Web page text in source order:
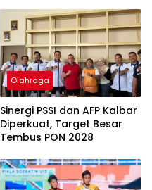
Olahraga
Sinergi PSSI dan AFP Kalbar
Diperkuat, Target Besar
Tembus PON 2028